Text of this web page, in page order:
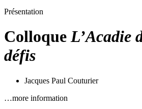
Présentation
Colloque L’Acadie
défis
Jacques Paul Couturier
…more information